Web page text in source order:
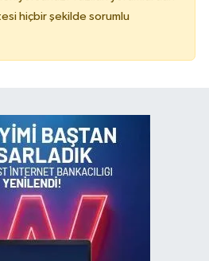
hiçbir şekilde sorumlu